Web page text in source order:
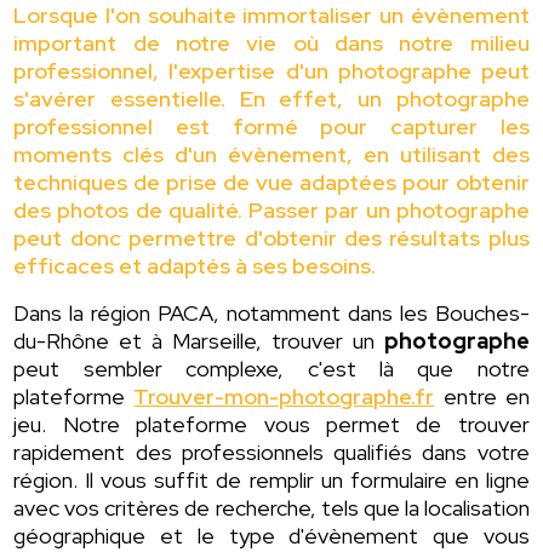
Lorsque l'on souhaite immortaliser un évènement
important de notre vie où dans notre milieu
professionnel, l'expertise d'un photographe peut
s'avérer essentielle. En effet, un photographe
professionnel est formé pour capturer les
moments clés d'un évènement, en utilisant des
techniques de prise de vue adaptées pour obtenir
des photos de qualité. Passer par un photographe
peut donc permettre d'obtenir des résultats plus
efficaces et adaptés à ses besoins.
Dans la région PACA, notamment dans les Bouches-
du-Rhône et à Marseille, trouver un photographe
peut sembler complexe, c'est là que notre
plateforme Trouver-mon-photographe.fr entre en
jeu. Notre plateforme vous permet de trouver
rapidement des professionnels qualifiés dans votre
région. Il vous suffit de remplir un formulaire en ligne
avec vos critères de recherche, tels que la localisation
géographique et le type d'évènement que vous